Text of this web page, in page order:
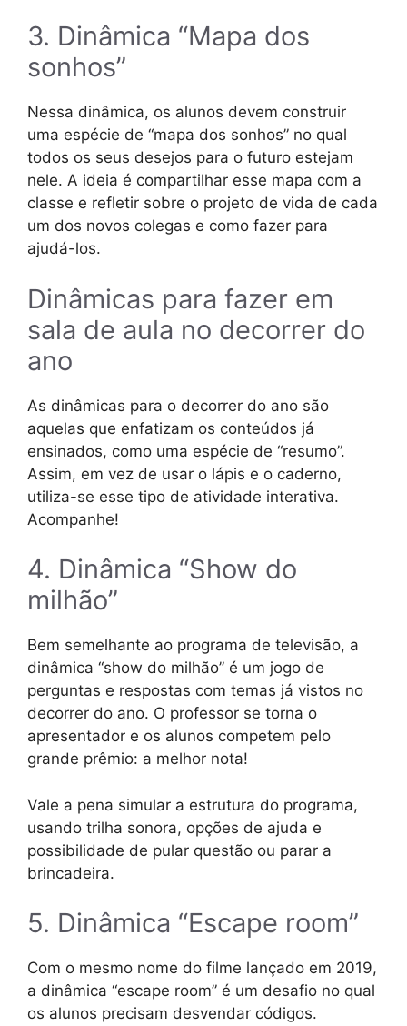
3. Dinâmica “Mapa dos
sonhos”
Nessa dinâmica, os alunos devem construir
uma espécie de “mapa dos sonhos” no qual
todos os seus desejos para o futuro estejam
nele. A ideia é compartilhar esse mapa com a
classe e refletir sobre o projeto de vida de cada
um dos novos colegas e como fazer para
ajudá-los.
Dinâmicas para fazer em
sala de aula no decorrer do
ano
As dinâmicas para o decorrer do ano são
aquelas que enfatizam os conteúdos já
ensinados, como uma espécie de “resumo”.
Assim, em vez de usar o lápis e o caderno,
utiliza-se esse tipo de atividade interativa.
Acompanhe!
4. Dinâmica “Show do
milhão”
Bem semelhante ao programa de televisão, a
dinâmica “show do milhão” é um jogo de
perguntas e respostas com temas já vistos no
decorrer do ano. O professor se torna o
apresentador e os alunos competem pelo
grande prêmio: a melhor nota!
Vale a pena simular a estrutura do programa,
usando trilha sonora, opções de ajuda e
possibilidade de pular questão ou parar a
brincadeira.
5. Dinâmica “Escape room”
Com o mesmo nome do filme lançado em 2019,
a dinâmica “escape room” é um desafio no qual
os alunos precisam desvendar códigos.